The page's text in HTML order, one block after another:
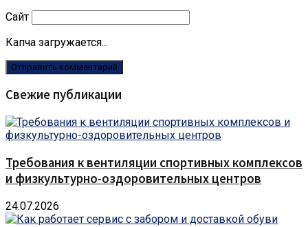
Сайт
Капча загружается...
Свежие публикации
Требования к вентиляции спортивных комплексов
и физкультурно-оздоровительных центров
24.07.2026